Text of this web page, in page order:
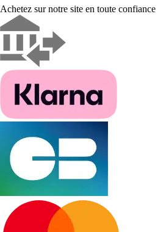
Achetez sur notre site en toute confiance